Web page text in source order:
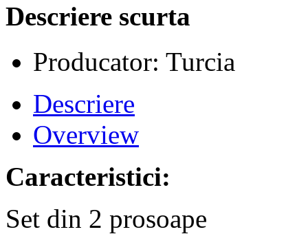
Descriere scurta
Producator: Turcia
Descriere
Overview
Caracteristici:
Set din 2 prosoape